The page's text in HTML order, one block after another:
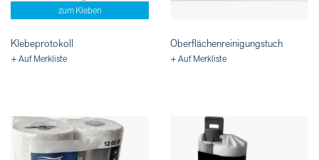
zum Kleben
Klebeprotokoll
+ Auf Merkliste
Oberflächenreinigungstuch
+ Auf Merkliste